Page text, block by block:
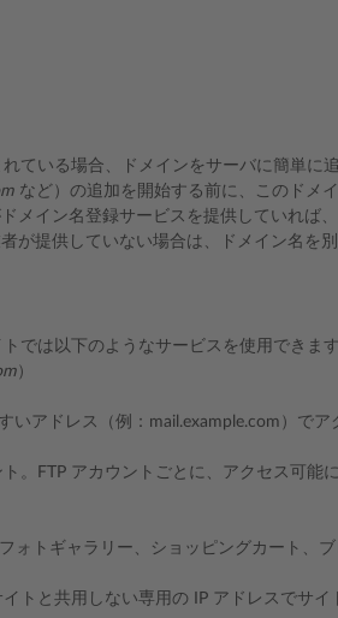
ている場合、ドメインをサーバに簡単に
など）の追加を開始する前に、このドメ
メイン名登録サービスを提供していれば
が提供していない場合は、ドメイン名を
では以下のようなサービスを使用できます
）
アドレス（例：mail.example.com）でア
。FTP アカウントごとに、アクセス可能
ォトギャラリー、ショッピングカート、ブ
トと共用しない専用の IP アドレスでサイ